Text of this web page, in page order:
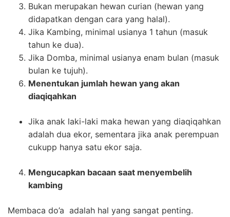
Bukan merupakan hewan curian (hewan yang
didapatkan dengan cara yang halal).
Jika Kambing, minimal usianya 1 tahun (masuk
tahun ke dua).
Jika Domba, minimal usianya enam bulan (masuk
bulan ke tujuh).
Menentukan jumlah hewan yang akan
diaqiqahkan
Jika anak laki-laki maka hewan yang diaqiqahkan
adalah dua ekor, sementara jika anak perempuan
cukupp hanya satu ekor saja.
Mengucapkan bacaan saat menyembelih
kambing
Membaca do’a adalah hal yang sangat penting.